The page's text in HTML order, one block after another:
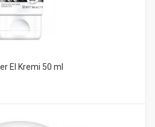
El Kremi 50 ml